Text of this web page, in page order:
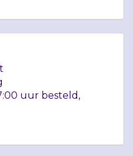
uur besteld,